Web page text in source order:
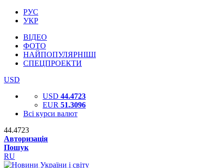
РУС
УКР
ВІДЕО
ФОТО
НАЙПОПУЛЯРНІШІ
СПЕЦПРОЕКТИ
USD
USD 44.4723
EUR 51.3096
Всі курси валют
44.4723
Авторизація
Пошук
RU